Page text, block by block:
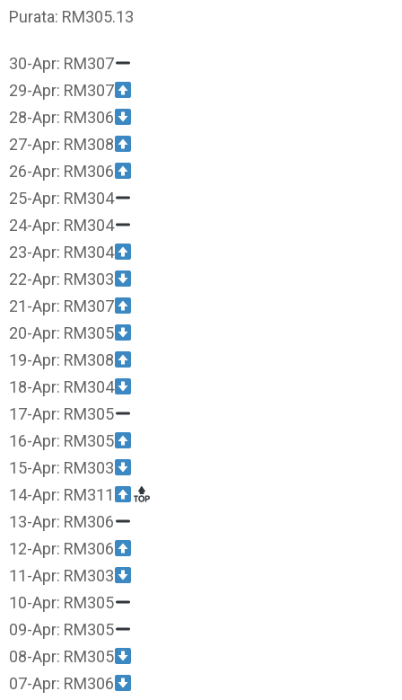
Purata: RM305.13
30-Apr: RM307
29-Apr: RM307
28-Apr: RM306
27-Apr: RM308
26-Apr: RM306
25-Apr: RM304
24-Apr: RM304
23-Apr: RM304
22-Apr: RM303
21-Apr: RM307
20-Apr: RM305
19-Apr: RM308
18-Apr: RM304
17-Apr: RM305
16-Apr: RM305
15-Apr: RM303
14-Apr: RM311
13-Apr: RM306
12-Apr: RM306
11-Apr: RM303
10-Apr: RM305
09-Apr: RM305
08-Apr: RM305
07-Apr: RM306